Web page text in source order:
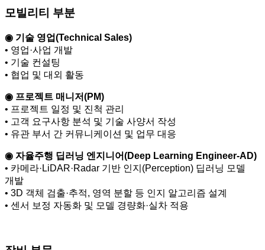
모빌리티 부분
◉ 기술 영업(Technical Sales)
• 영업·사업 개발
• 기술 컨설팅
• 협업 및 대외 활동
◉ 프로젝트 매니저(PM)
• 프로젝트 일정 및 진척 관리
• 고객 요구사항 분석 및 기술 사양서 작성
• 유관 부서 간 커뮤니케이션 및 업무 대응
◉ 자율주행 딥러닝 엔지니어(Deep Learning Engineer-AD)
• 카메라·LiDAR·Radar 기반 인지(Perception) 딥러닝 모델
개발
• 3D 객체 검출·추적, 영역 분할 등 인지 알고리즘 설계
• 센서 보정 자동화 및 모델 경량화·실차 적용